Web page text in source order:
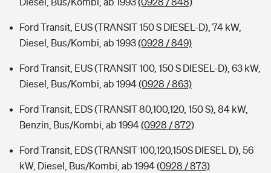
Ford Transit, EUS (TRANSIT 150 S DIESEL-D), 74 kW,
Diesel, Bus/Kombi, ab 1993(0928 / 849)
Ford Transit, EUS (TRANSIT 100, 150 S DIESEL-D), 63 kW,
Diesel, Bus/Kombi, ab 1994(0928 / 863)
Ford Transit, EDS (TRANSIT 80,100,120, 150 S), 84 kW,
Benzin, Bus/Kombi, ab 1994(0928 / 872)
Ford Transit, EDS (TRANSIT 100,120,150S DIESEL D), 56
kW, Diesel, Bus/Kombi, ab 1994(0928 / 873)